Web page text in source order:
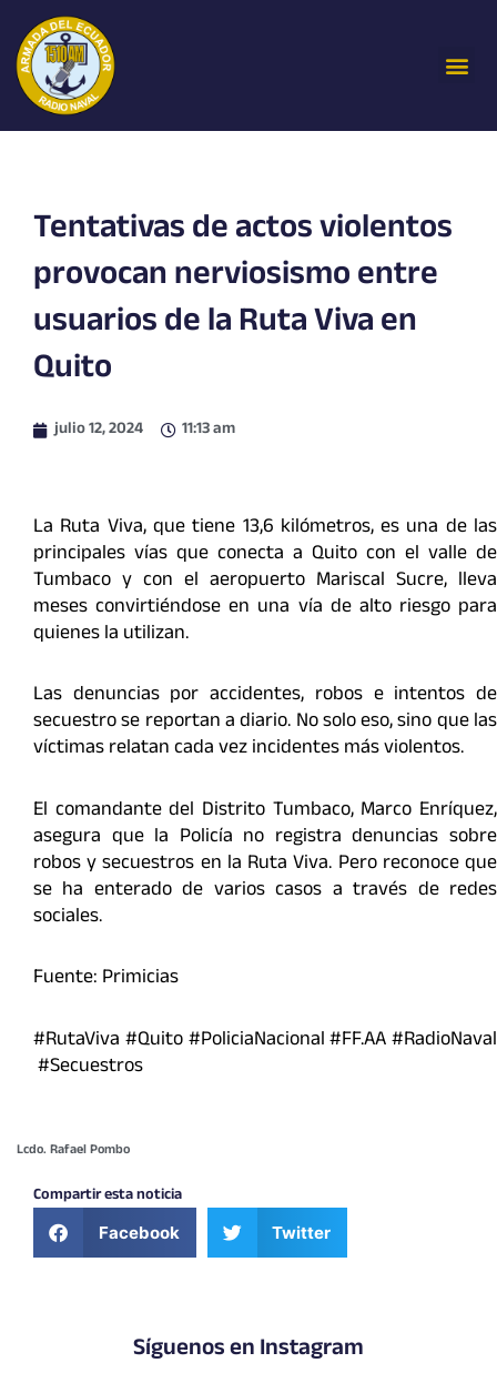
contenido
Tentativas de actos violentos
provocan nerviosismo entre
usuarios de la Ruta Viva en
Quito
julio 12, 2024 11:13 am
La Ruta Viva, que tiene 13,6 kilómetros, es una de las
principales vías que conecta a Quito con el valle de
Tumbaco y con el aeropuerto Mariscal Sucre, lleva
meses convirtiéndose en una vía de alto riesgo para
quienes la utilizan.
Las denuncias por accidentes, robos e intentos de
secuestro se reportan a diario. No solo eso, sino que las
víctimas relatan cada vez incidentes más violentos.
El comandante del Distrito Tumbaco, Marco Enríquez,
asegura que la Policía no registra denuncias sobre
robos y secuestros en la Ruta Viva. Pero reconoce que
se ha enterado de varios casos a través de redes
sociales.
Fuente: Primicias
#RutaViva #Quito #PoliciaNacional #FF.AA #RadioNaval
#Secuestros
Lcdo. Rafael Pombo
Compartir esta noticia
Facebook Twitter
Síguenos en Instagram